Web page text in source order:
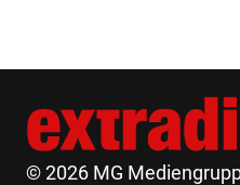
© 2026 MG